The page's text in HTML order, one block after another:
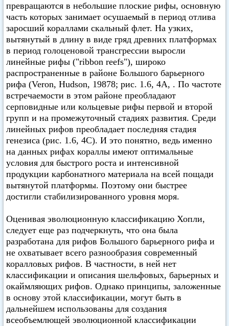
превращаются в небольшие плоские рифы, основную
часть которых занимает осушаемый в период отлива
заросший кораллами скальный флет. На узких,
вытянутый в длину в виде гряд древних платформах
в период голоценовой трансгрессии выросли
линейные рифы ("ribbon reefs"), широко
распространенные в районе Большого барьерного
рифа (Veron, Hudson, 19878; рис. 1.6, 4А, . По частоте
встречаемости в этом районе преобладают
серповидные или кольцевые рифы первой и второй
групп и на промежуточный стадиях развития. Среди
линейных рифов преобладает последняя стадия
генезиса (рис. 1.6, 4С). И это понятно, ведь именно
на данных рифах кораллы имеют оптимальные
условия для быстрого роста и интенсивной
продукции карбонатного материала на всей пощади
вытянутой платформы. Поэтому они быстрее
достигли стабилизированного уровня моря.
Оценивая эволюционную классификацию Хопли,
следует еще раз подчеркнуть, что она была
разработана для рифов Большого барьерного рифа и
не охватывает всего разнообразия современный
коралловых рифов. В частности, в ней нет
классификации и описания шельфовых, барьерных и
окаймляющих рифов. Однако принципы, заложенные
в основу этой классификации, могут быть в
дальнейшем использованы для создания
всеобъемлющей эволюционной классификации